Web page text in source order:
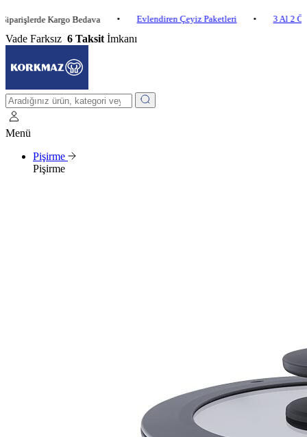
Kargo Bedava • Evlendiren Çeyiz Paketleri • 3 Al 2 Öde •
Vade Farksız 6 Taksit İmkanı
Menü
Pişirme
Pişirme